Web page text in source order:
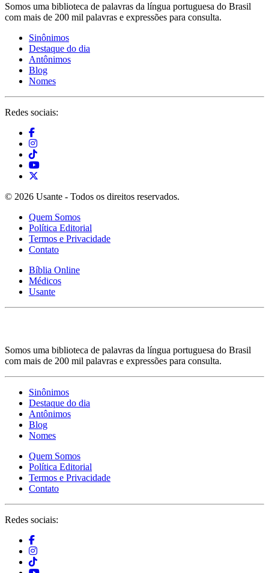
Somos uma biblioteca de palavras da língua portuguesa do Brasil
com mais de 200 mil palavras e expressões para consulta.
Sinônimos
Destaque do dia
Antônimos
Blog
Nomes
Redes sociais:
© 2026 Usante - Todos os direitos reservados.
Quem Somos
Política Editorial
Termos e Privacidade
Contato
Bíblia Online
Médicos
Usante
Somos uma biblioteca de palavras da língua portuguesa do Brasil
com mais de 200 mil palavras e expressões para consulta.
Sinônimos
Destaque do dia
Antônimos
Blog
Nomes
Quem Somos
Política Editorial
Termos e Privacidade
Contato
Redes sociais: